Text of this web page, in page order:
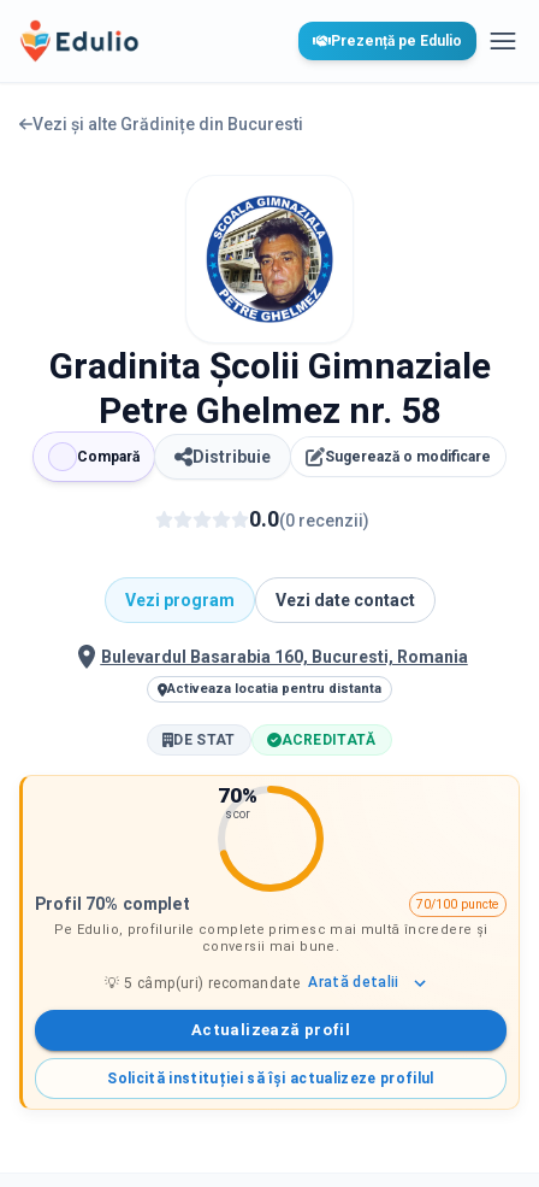
Edulio Prezență pe Edulio
Vezi și alte Grădinițe din Bucuresti
Gradinita Școlii Gimnaziale
Petre Ghelmez nr. 58
Compară Distribuie Sugerează o modificare
0.0(0 recenzii)
Vezi program Vezi date contact
Bulevardul Basarabia 160, Bucuresti, Romania
Activeaza locatia pentru distanta
DE STAT ACREDITATĂ
70%
scor
Profil 70% complet
70/100 puncte
Pe Edulio, profilurile complete primesc mai multă încredere și
conversii mai bune.
💡5 câmp(uri) recomandate Arată detalii
Actualizează profil
Solicită instituției să își actualizeze profilul